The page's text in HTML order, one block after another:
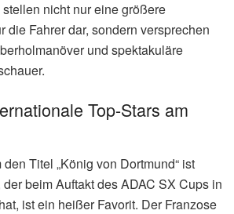
nicht nur eine größere
die Fahrer dar, sondern versprechen
und spektakuläre
Top-Stars am
Titel „König von Dortmund“ ist
beim Auftakt des ADAC SX Cups in
ist ein heißer Favorit. Der Franzose